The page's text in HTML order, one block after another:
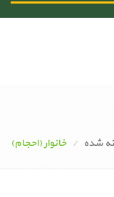
شده خانوار (احجام)